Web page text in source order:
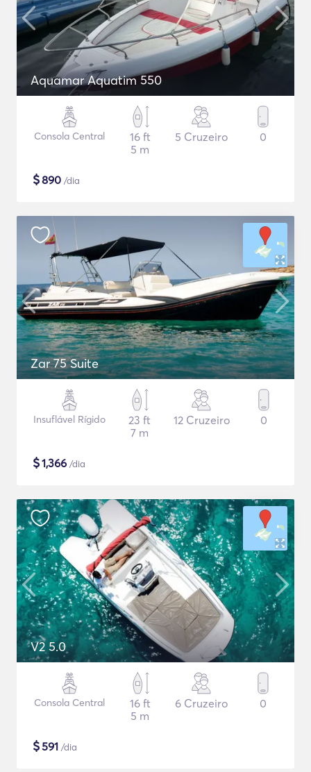
Aquamar Aquatim 550
Consola Central
16 ft
5 m
5 Cruzeiro 0
$890 /dia
Zar 75 Suite
Insuflável Rígido
23 ft
7 m
12 Cruzeiro 0
$1,366 /dia
V2 5.0
Consola Central
16 ft
5 m
6 Cruzeiro 0
$591 /dia